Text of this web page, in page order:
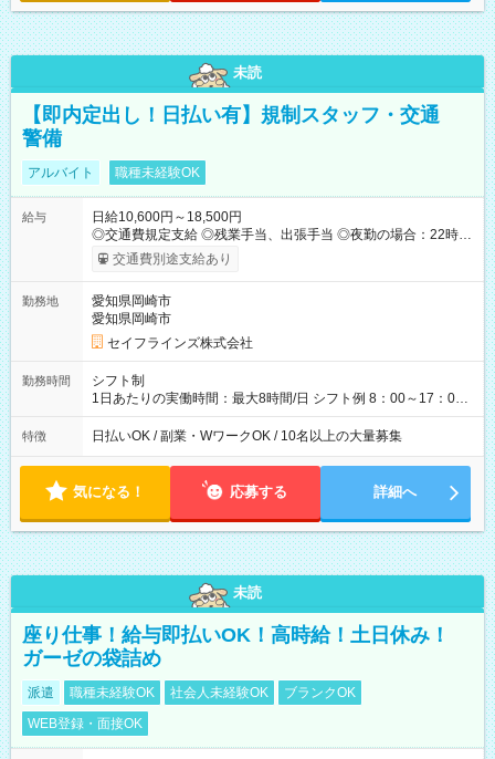
未読
【即内定出し！日払い有】規制スタッフ・交通
警備
アルバイト 職種未経験OK
給与
日給10,600円～18,500円
◎交通費規定支給 ◎残業手当、出張手当 ◎夜勤の場合：22時～
翌5時は割増給与 ◎日払い・週払い可(希望者／条件有) ＜月収例
＞ 日給10,600円×22日稼働＝23.5万円/月 ◎自分のぺースで勤務
可能です☺ 【試用期間】試用期間あり 試用期間の長さ：3ヶ月
雇用形態、給与は本採用時と同じです。
交通費別途支給あり
勤務地
愛知県岡崎市
愛知県岡崎市
セイフラインズ株式会社
勤務時間
シフト制
1日あたりの実働時間：最大8時間/日 シフト例 8：00～17：00
21：00～6：00 ※現場によっては多少時間は前後します ▶残業
ほとんどなし！ ▶時間より早く終わることの方が多いと思いま
も日給は同額支給！ ▶ご希望の方は夜勤（21:00～6:00）のお仕
事も可能。
特徴 日払いOK / 副業・WワークOK / 10名以上の大量募集
気になる！ 応募する 詳細へ
未読
座り仕事！給与即払いOK！高時給！土日休み！
ガーゼの袋詰め
派遣 職種未経験OK 社会人未経験OK
ブランクOK
WEB登録・面接OK